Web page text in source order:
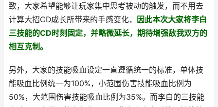
致，大家希望能够让玩家集中思考被动的触发，而不用去
计算大招CD成长所带来的手感变化，
因此本次大家将李白
三技能的CD时刻固定，并略微延长，期待增强敌我双方的
相互克制。
另外，大家的技能吸血设定一直遵循统一的标准，单体技
能吸血比例统一为100%，小范围伤害技能吸血比例为
50%，大范围伤害技能吸血比例为35%。而李白的三技能